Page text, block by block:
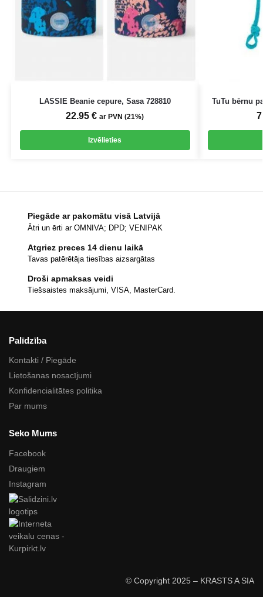
LASSIE Beanie cepure, Sasa 728810
22.95€ ar PVN (21%)
Izvēlieties
TuTu bērnu
Piegāde ar pakomātu visā Latvijā
Ātri un ērti ar OMNIVA; DPD; VENIPAK
Atgriez preces 14 dienu laikā
Tavas patērētāja tiesības aizsargātas
Droši apmaksas veidi
Tiešsaistes maksājumi, VISA, MasterCard.
Palīdzība
Kontakti / Piegāde
Lietošanas nosacījumi
Konfidencialitātes politika
Par mums
Seko Mums
Facebook
Draugiem
Instagram
© Copyright 2025 – KRASTS A SIA